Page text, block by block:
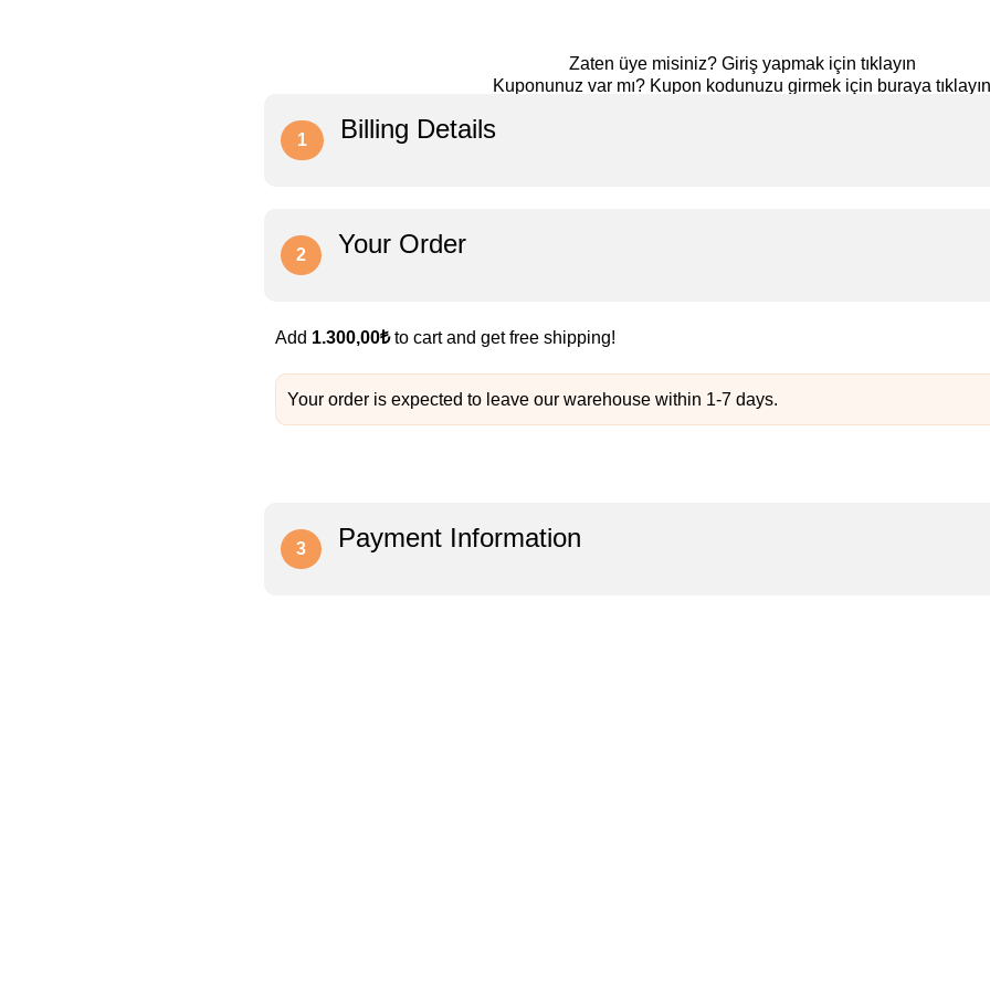
Zaten üye misiniz? Giriş yapmak için tıklayın
Kuponunuz var mı? Kupon kodunuzu girmek için buraya
1 Billing Details
2 Your Order
Add 1.300,00₺to cart and get free shipping!
Your order is expected to leave our warehouse within 1-7 days.
3 Payment Information